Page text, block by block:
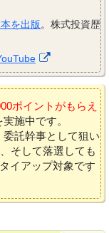
を出版。株式投資歴
ポイントがもらえ
実施中です。
委託幹事として狙い
、そして落選しても
イアップ対象です